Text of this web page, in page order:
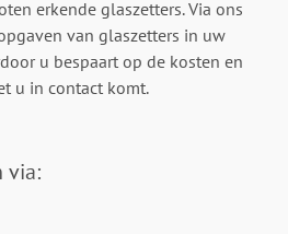
erkende glaszetters. Via ons
van glaszetters in uw
u bespaart op de kosten en
u in contact komt.
via: